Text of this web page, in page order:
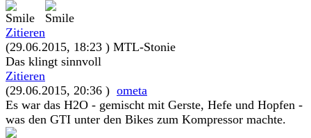
Zitieren
(29.06.2015, 18:23 ) MTL-Stonie
Das klingt sinnvoll
Zitieren
(29.06.2015, 20:36 ) ometa
Es war das H2O - gemischt mit Gerste, Hefe und Hopfen -
was den GTI unter den Bikes zum Kompressor machte.